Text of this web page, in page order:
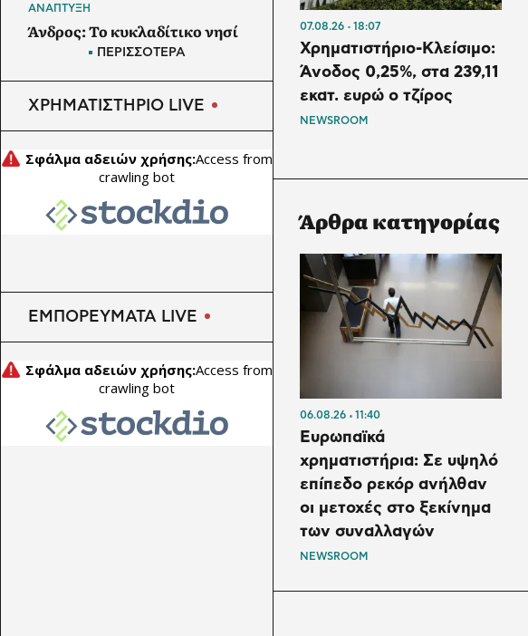
07.08.26 18:07
Χρηματιστήριο-Κλείσιμο:
Άνοδος 0,25%, στα 239,11
εκατ. ευρώ ο τζίρος
NEWSROOM
Άρθρα κατηγορίας
06.08.26 11:40
Ευρωπαϊκά
χρηματιστήρια: Σε υψηλό
επίπεδο ρεκόρ ανήλθαν
οι μετοχές στο ξεκίνημα
των συναλλαγών
NEWSROOM
ΑΝΑΠΤΥΞΗ
Άνδρος: Το κυκλαδίτικο νησί
που συνδυάζει
πολιτισμό
ΕΠΙΧΕΙΡΗΣΕΙΣ 13:30
Vistra: Μικρή υποχώρηση
στα κέρδη παρά την ισχυρή
ζήτηση για ηλεκτρική
ενέργεια
ΠΕΡΙΣΣΟΤΕΡΑ
ΧΡΗΜΑΤΙΣΤΗΡΙΟ LIVE
ΕΜΠΟΡΕΥΜΑΤΑ LIVE